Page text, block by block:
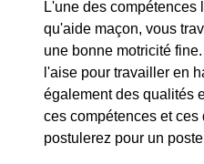
L'une des
qu'aide maçon, vous
une bonne motricité
l'aise pour travailler en
également des qualités
ces compétences et
postulerez pour un